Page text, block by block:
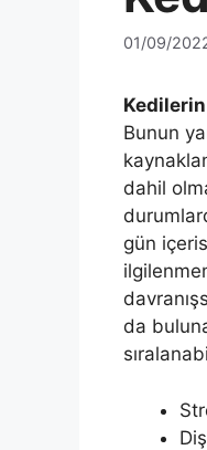
01/09/
Bunun
dahil
gün
da